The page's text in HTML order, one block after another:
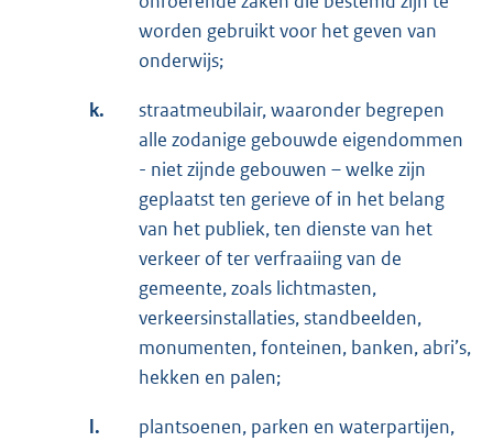
worden gebruikt voor het geven van
onderwijs;
k.
straatmeubilair, waaronder begrepen
alle zodanige gebouwde eigendommen
- niet zijnde gebouwen – welke zijn
geplaatst ten gerieve of in het belang
van het publiek, ten dienste van het
verkeer of ter verfraaiing van de
gemeente, zoals lichtmasten,
verkeersinstallaties, standbeelden,
monumenten, fonteinen, banken, abri’s,
hekken en palen;
l.
plantsoenen, parken en waterpartijen,